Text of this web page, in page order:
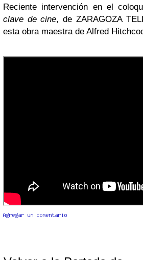
Reciente intervención en el
clave de cine, de ZARAGOZA
esta obra maestra de Alfred